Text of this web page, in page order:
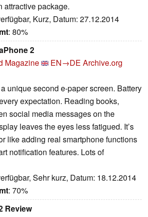
attractive package.
Kurz, Datum: 27.12.2014
: 80%
2
Magazine EN→DE Archive.org
unique second e-paper screen. Battery
expectation. Reading books,
social media messages on the
leaves the eyes less fatigued. It’s
like adding real smartphone functions
notification features. Lots of
Sehr kurz, Datum: 18.12.2014
: 70%
Review